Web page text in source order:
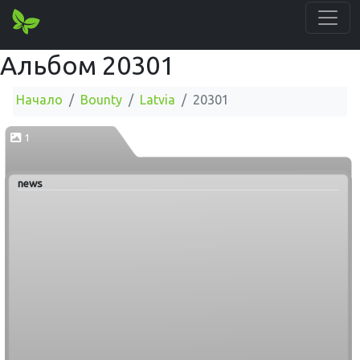
Альбом 20301
Начало Bounty Latvia 20301
1
news